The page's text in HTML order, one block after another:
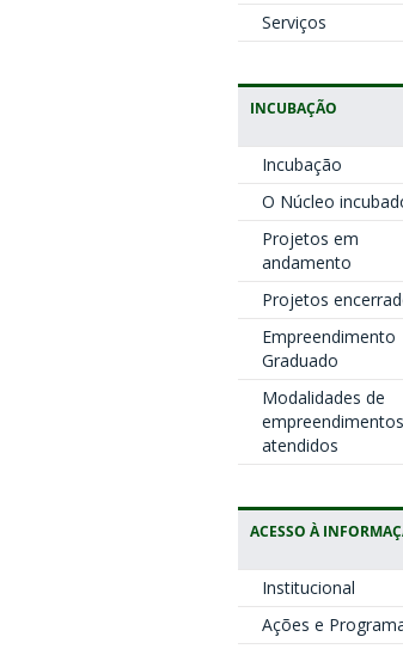
Serviços
INCUBAÇÃO
Incubação
O Núcleo
Projetos em
andamento
Projetos
Empreendimento
Graduado
Modalidades de
empreendimentos
atendidos
ACESSO À
Institucional
Ações e